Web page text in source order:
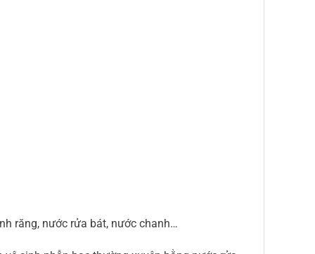
răng, nước rửa bát, nước chanh…